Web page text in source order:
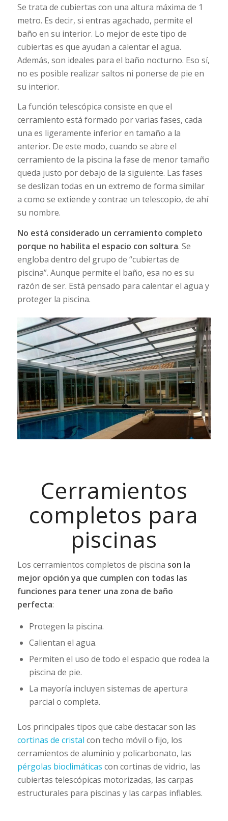
Se trata de cubiertas con una altura máxima de 1
metro. Es decir, si entras agachado, permite el
baño en su interior. Lo mejor de este tipo de
cubiertas es que ayudan a calentar el agua.
Además, son ideales para el baño nocturno. Eso sí,
no es posible realizar saltos ni ponerse de pie en
su interior.
La función telescópica consiste en que el
cerramiento está formado por varias fases, cada
una es ligeramente inferior en tamaño a la
anterior. De este modo, cuando se abre el
cerramiento de la piscina la fase de menor tamaño
queda justo por debajo de la siguiente. Las fases
se deslizan todas en un extremo de forma similar
a como se extiende y contrae un telescopio, de ahí
su nombre.
No está considerado un cerramiento completo
porque no habilita el espacio con soltura. Se
engloba dentro del grupo de “cubiertas de
piscina”. Aunque permite el baño, esa no es su
razón de ser. Está pensado para calentar el agua y
proteger la piscina.
Cerramientos
completos para
piscinas
Los cerramientos completos de piscina son la
mejor opción ya que cumplen con todas las
funciones para tener una zona de baño
perfecta:
Protegen la piscina.
Calientan el agua.
Permiten el uso de todo el espacio que rodea la
piscina de pie.
La mayoría incluyen sistemas de apertura
parcial o completa.
Los principales tipos que cabe destacar son las
cortinas de cristal con techo móvil o fijo, los
cerramientos de aluminio y policarbonato, las
pérgolas bioclimáticas con cortinas de vidrio, las
cubiertas telescópicas motorizadas, las carpas
estructurales para piscinas y las carpas inflables.